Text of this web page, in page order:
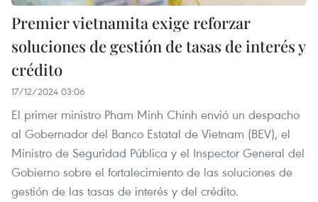
Premier vietnamita exige reforzar
soluciones de gestión de tasas de interés y
crédito
17/12/2024 03:06
El primer ministro Pham Minh Chinh envió un despacho
al Gobernador del Banco Estatal de Vietnam (BEV), el
Ministro de Seguridad Pública y el Inspector General del
Gobierno sobre el fortalecimiento de las soluciones de
gestión de las tasas de interés y del crédito.